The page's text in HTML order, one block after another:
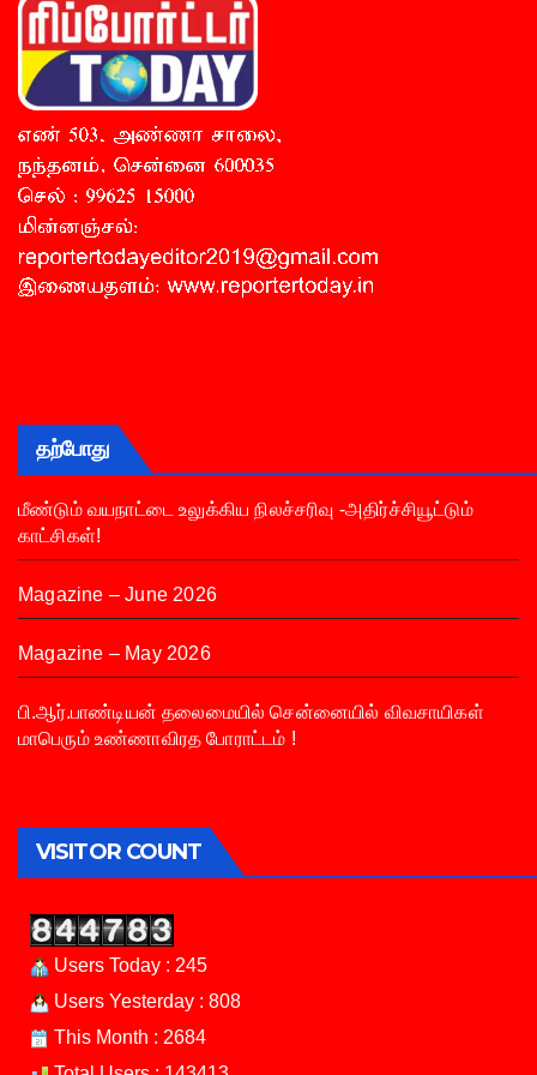
தற்போது
மீண்டும் வயநாட்டை உலுக்கிய நிலச்சரிவு -அதிர்ச்சியூட்டும்
காட்சிகள்!
Magazine – June 2026
Magazine – May 2026
பி.ஆர்.பாண்டியன் தலைமையில் சென்னையில் விவசாயிகள்
மாபெரும் உண்ணாவிரத போராட்டம் !
VISITOR COUNT
Users Today : 245
Users Yesterday : 808
This Month : 2684